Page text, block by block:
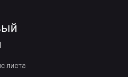
листа